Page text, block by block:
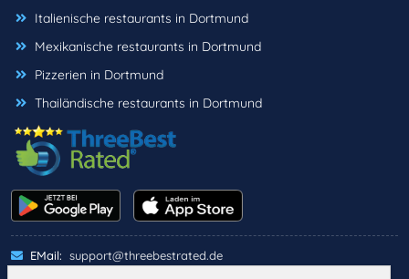
Italienische restaurants in Dortmund
Mexikanische restaurants in Dortmund
Pizzerien in Dortmund
Thailändische restaurants in Dortmund
EMail: support@threebestrated.de